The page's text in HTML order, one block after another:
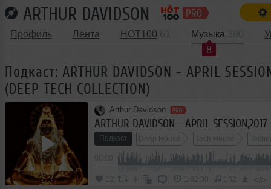
ARTHUR DAVIDSON
Профиль Лента HOT100
Музыка
8
Подкаст: ARTHUR DAVIDSON - APRIL
(DEEP TECH COLLECTION)
Arthur Davidson
Подкаст Deep House Tech House
12 1:02:30 132 </>